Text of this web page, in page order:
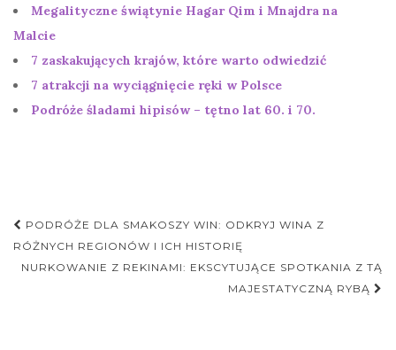
Megalityczne świątynie Hagar Qim i Mnajdra na
Malcie
7 zaskakujących krajów, które warto odwiedzić
7 atrakcji na wyciągnięcie ręki w Polsce
Podróże śladami hipisów – tętno lat 60. i 70.
Nawigacja
postu
PODRÓŻE DLA SMAKOSZY WIN: ODKRYJ WINA Z
RÓŻNYCH REGIONÓW I ICH HISTORIĘ
NURKOWANIE Z REKINAMI: EKSCYTUJĄCE SPOTKANIA Z TĄ
MAJESTATYCZNĄ RYBĄ